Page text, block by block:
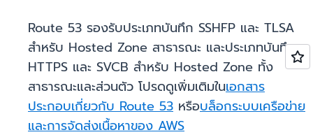
Route 53 รองรับประเภทบันทึก SSHFP และ TLSA
สำหรับ Hosted Zone สาธารณะ และประเภทบันทึก
HTTPS และ SVCB สำหรับ Hosted Zone ทั้ง
สาธารณะและส่วนตัว โปรดดูเพิ่มเติมในเอกสาร
ประกอบเกี่ยวกับ Route 53 หรือบล็อกระบบเครือข่าย
และการจัดส่งเนื้อหาของ AWS